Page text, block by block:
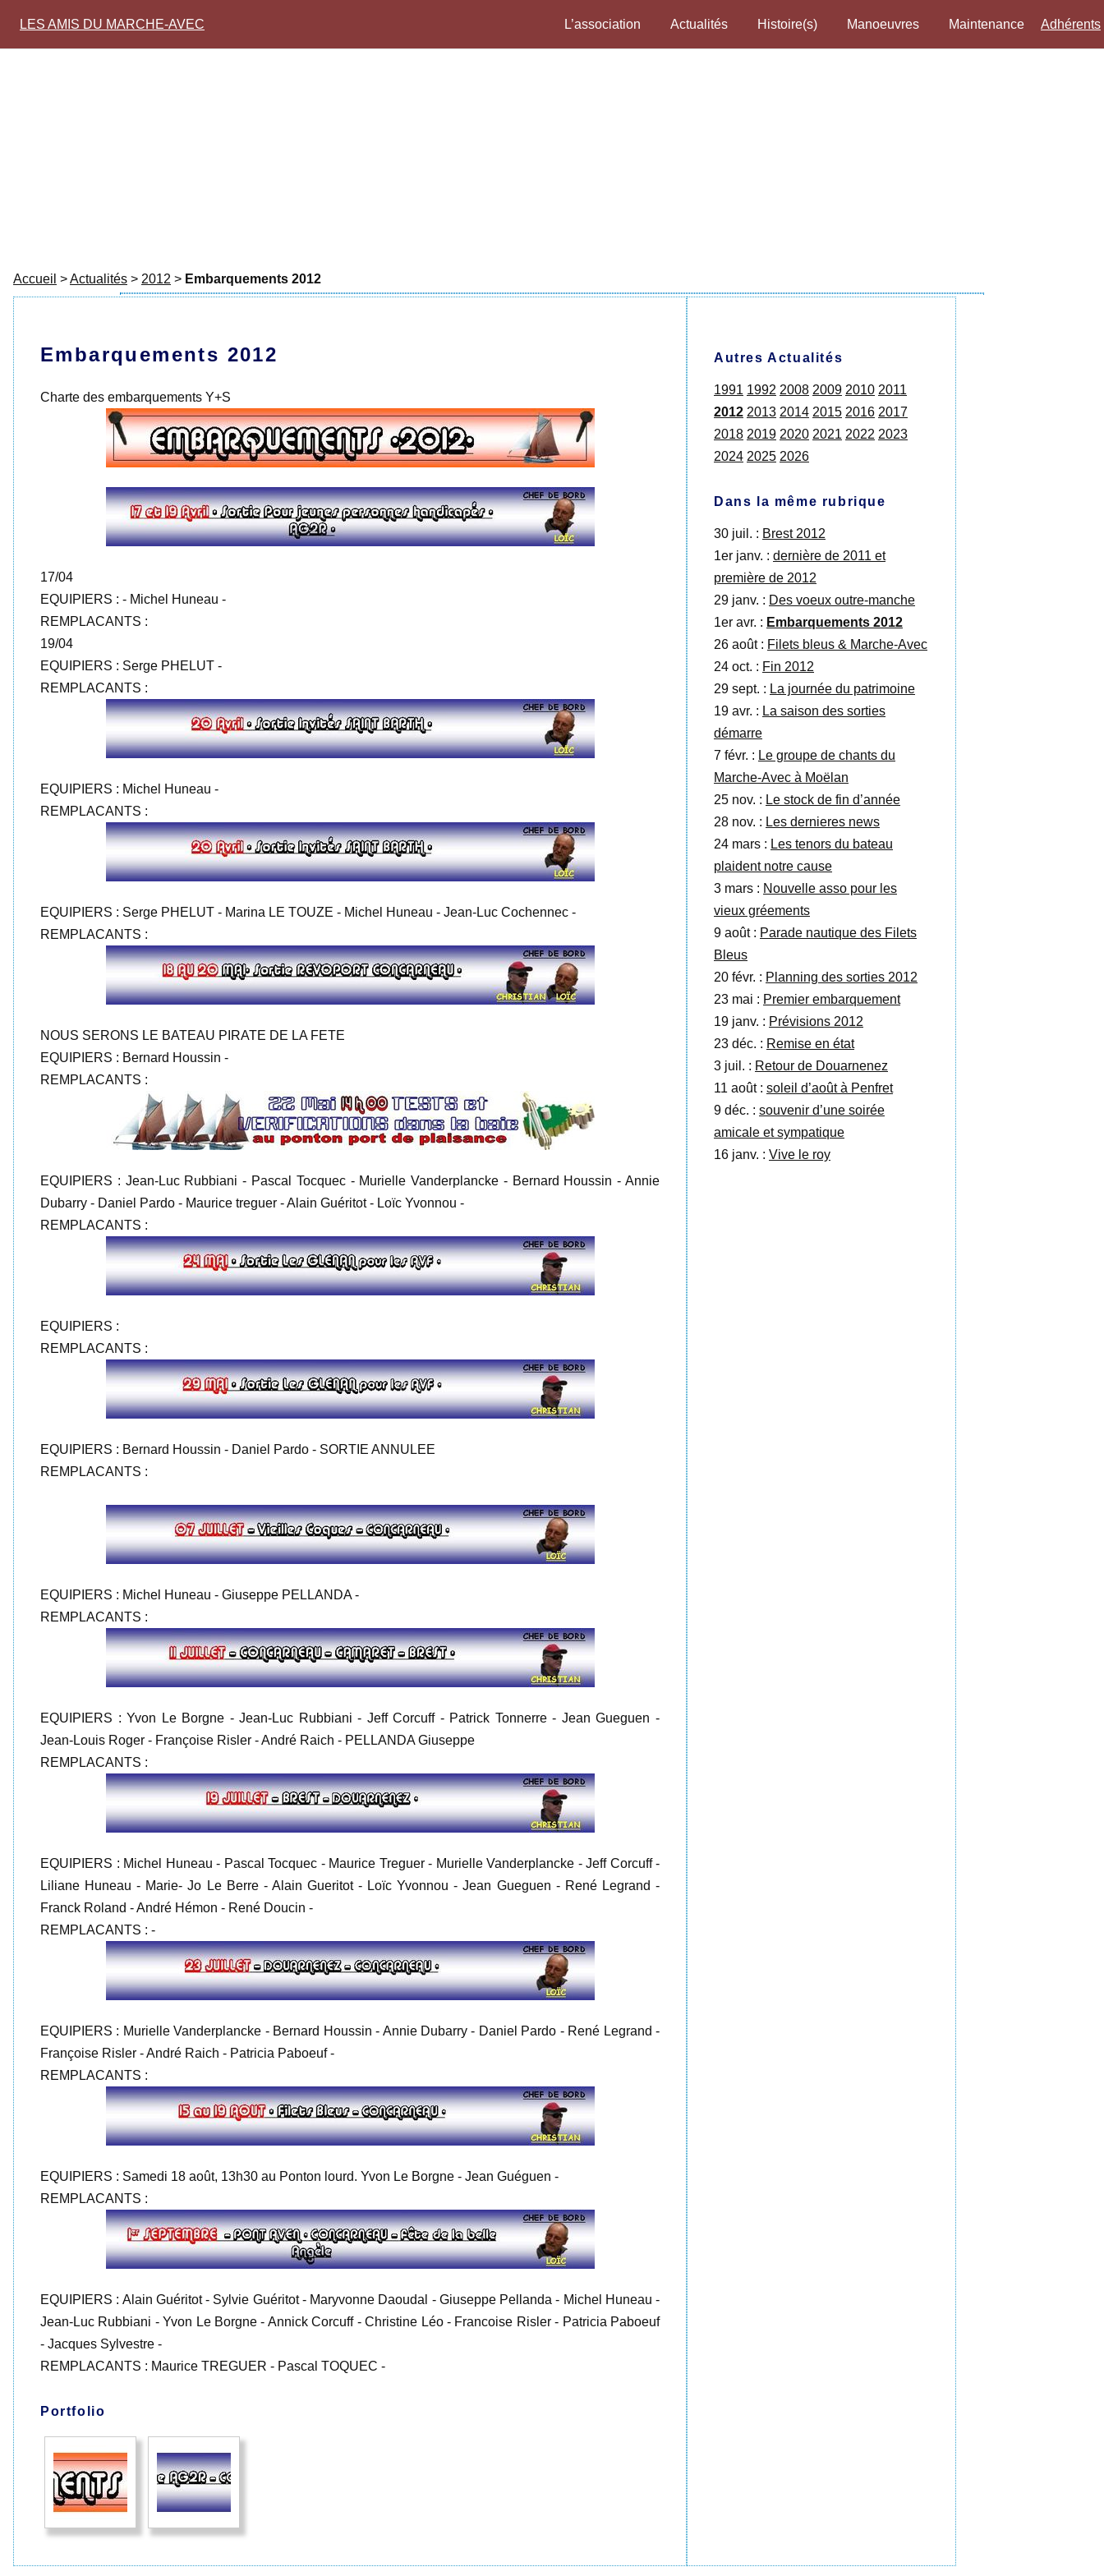
LES AMIS DU MARCHE-AVEC L’association Actualités Histoire(s) Manoeuvres Maintenance Adhérents
Accueil >Actualités > 2012 > Embarquements 2012
Embarquements 2012
Charte des embarquements Y+S
17/04
EQUIPIERS : - Michel Huneau -
REMPLACANTS :
19/04
EQUIPIERS : Serge PHELUT -
REMPLACANTS :
EQUIPIERS : Michel Huneau -
REMPLACANTS :
EQUIPIERS : Serge PHELUT - Marina LE TOUZE - Michel Huneau - Jean-Luc Cochennec -
REMPLACANTS :
NOUS SERONS LE BATEAU PIRATE DE LA FETE
EQUIPIERS : Bernard Houssin -
REMPLACANTS :
EQUIPIERS : Jean-Luc Rubbiani - Pascal Tocquec - Murielle Vanderplancke - Bernard Houssin - Annie
Dubarry - Daniel Pardo - Maurice treguer - Alain Guéritot - Loïc Yvonnou -
REMPLACANTS :
EQUIPIERS :
REMPLACANTS :
EQUIPIERS : Bernard Houssin - Daniel Pardo - SORTIE ANNULEE
REMPLACANTS :
EQUIPIERS : Michel Huneau - Giuseppe PELLANDA -
REMPLACANTS :
EQUIPIERS : Yvon Le Borgne - Jean-Luc Rubbiani - Jeff Corcuff - Patrick Tonnerre - Jean Gueguen -
Jean-Louis Roger - Françoise Risler - André Raich - PELLANDA Giuseppe
REMPLACANTS :
EQUIPIERS : Michel Huneau - Pascal Tocquec - Maurice Treguer - Murielle Vanderplancke - Jeff Corcuff -
Liliane Huneau - Marie- Jo Le Berre - Alain Gueritot - Loïc Yvonnou - Jean Gueguen - René Legrand -
Franck Roland - André Hémon - René Doucin -
REMPLACANTS : -
EQUIPIERS : Murielle Vanderplancke - Bernard Houssin - Annie Dubarry - Daniel Pardo - René Legrand -
Françoise Risler - André Raich - Patricia Paboeuf -
REMPLACANTS :
EQUIPIERS : Samedi 18 août, 13h30 au Ponton lourd. Yvon Le Borgne - Jean Guéguen -
REMPLACANTS :
EQUIPIERS : Alain Guéritot - Sylvie Guéritot - Maryvonne Daoudal - Giuseppe Pellanda - Michel Huneau -
Jean-Luc Rubbiani - Yvon Le Borgne - Annick Corcuff - Christine Léo - Francoise Risler - Patricia Paboeuf
- Jacques Sylvestre -
REMPLACANTS : Maurice TREGUER - Pascal TOQUEC -
Portfolio
Autres Actualités
1991 1992 2008 2009 2010 2011
2012 2013 2014 2015 2016 2017
2018 2019 2020 2021 2022 2023
2024 2025 2026
Dans la même rubrique
30 juil. : Brest 2012
1er janv. : dernière de 2011 et
première de 2012
29 janv. : Des voeux outre-manche
1er avr. : Embarquements 2012
26 août : Filets bleus & Marche-Avec
24 oct. : Fin 2012
29 sept. : La journée du patrimoine
19 avr. : La saison des sorties
démarre
7 févr. : Le groupe de chants du
Marche-Avec à Moëlan
25 nov. : Le stock de fin d’année
28 nov. : Les dernieres news
24 mars : Les tenors du bateau
plaident notre cause
3 mars : Nouvelle asso pour les
vieux gréements
9 août : Parade nautique des Filets
Bleus
20 févr. : Planning des sorties 2012
23 mai : Premier embarquement
19 janv. : Prévisions 2012
23 déc. : Remise en état
3 juil. : Retour de Douarnenez
11 août : soleil d’août à Penfret
9 déc. : souvenir d’une soirée
amicale et sympatique
16 janv. : Vive le roy